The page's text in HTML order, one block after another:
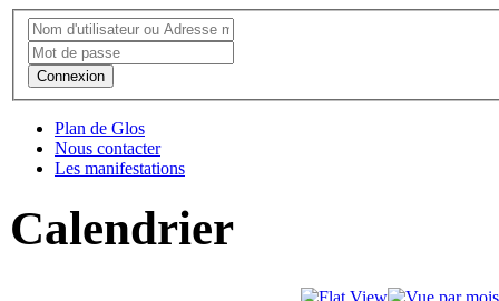
Connexion
Plan de Glos
Nous contacter
Les manifestations
Calendrier